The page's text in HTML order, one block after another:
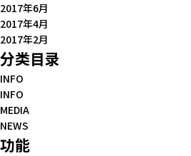
2017年6月
2017年4月
2017年2月
分类目录
INFO
INFO
MEDIA
NEWS
功能